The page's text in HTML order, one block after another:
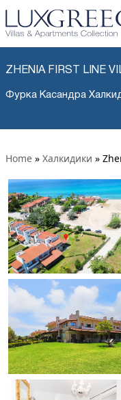
ZHENIA FIRST LINE
Фурка Касандра
Home » Халкидики »